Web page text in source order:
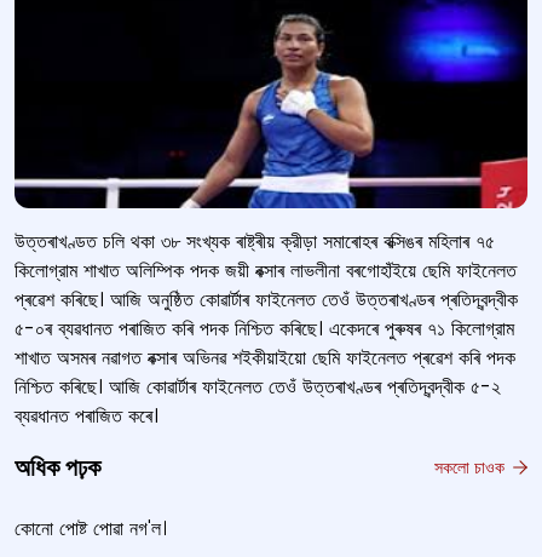
উত্তৰাখণ্ডত চলি থকা ৩৮ সংখ্যক ৰাষ্ট্ৰীয় ক্রীড়া সমাৰোহৰ বক্সিঙৰ মহিলাৰ ৭৫
কিলোগ্রাম শাখাত অলিম্পিক পদক জয়ী বক্সাৰ লাভলীনা বৰগোহাঁইয়ে ছেমি ফাইনেলত
প্ৰৱেশ কৰিছে। আজি অনুষ্ঠিত কোৱাৰ্টাৰ ফাইনেলত তেওঁ উত্তৰাখণ্ডৰ প্ৰতিদ্বন্দ্বীক
৫-০ৰ ব্যৱধানত পৰাজিত কৰি পদক নিশ্চিত কৰিছে। একেদৰে পুৰুষৰ ৭১ কিলোগ্রাম
শাখাত অসমৰ নৱাগত বক্সাৰ অভিনৱ শ‍ইকীয়াইয়ো ছেমি ফাইনেলত প্ৰৱেশ কৰি পদক
নিশ্চিত কৰিছে। আজি কোৱাৰ্টাৰ ফাইনেলত তেওঁ উত্তৰাখণ্ডৰ প্ৰতিদ্বন্দ্বীক ৫-২
ব্যৱধানত পৰাজিত কৰে।
অধিক পঢ়ক সকলো চাওক
কোনো পোষ্ট পোৱা নগ'ল।